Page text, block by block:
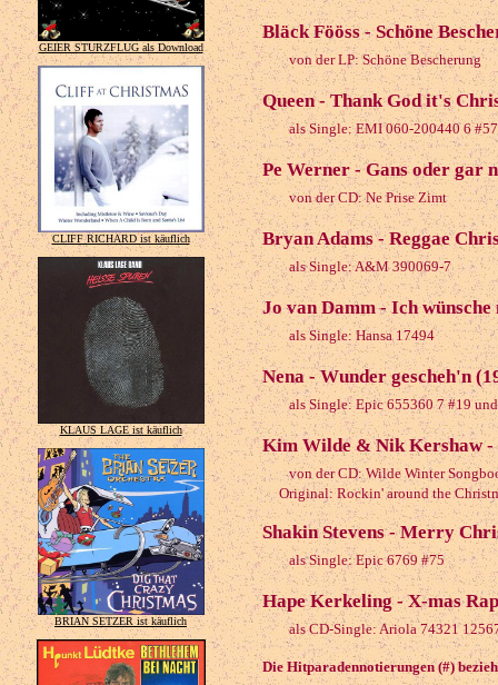
GEIER STURZFLUG als Download
CLIFF RICHARD ist käuflich
KLAUS LAGE ist käuflich
BRIAN SETZER ist käuflich
Bläck Fööss - Schöne
von der LP: Schöne Bescherung
Queen - Thank God it's
als Single: EMI 060-200440 6
Pe Werner - Gans oder gar
von der CD: Ne Prise Zimt
Bryan Adams - Reggae
als Single: A&M 390069-7
Jo van Damm - Ich
als Single: Hansa 17494
Nena - Wunder gescheh'n
als Single: Epic 655360 7 #19
Kim Wilde & Nik Kershaw -
von der CD: Wilde Winter
Original: Rockin' around the
Shakin Stevens - Merry
als Single: Epic 6769 #75
Hape Kerkeling - X-mas
als CD-Single: Ariola 74321
Die Hitparadennotierungen (#)